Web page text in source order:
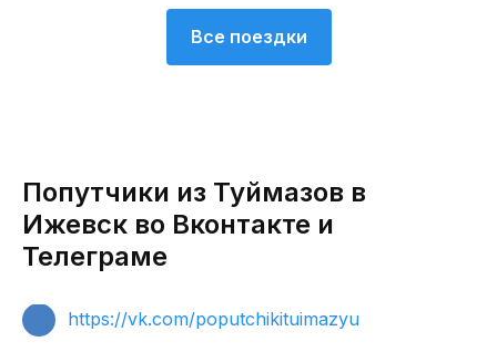
Все поездки
Попутчики из Туймазов в
Ижевск во Вконтакте и
Телеграме
https://vk.com/poputchikituimazyu